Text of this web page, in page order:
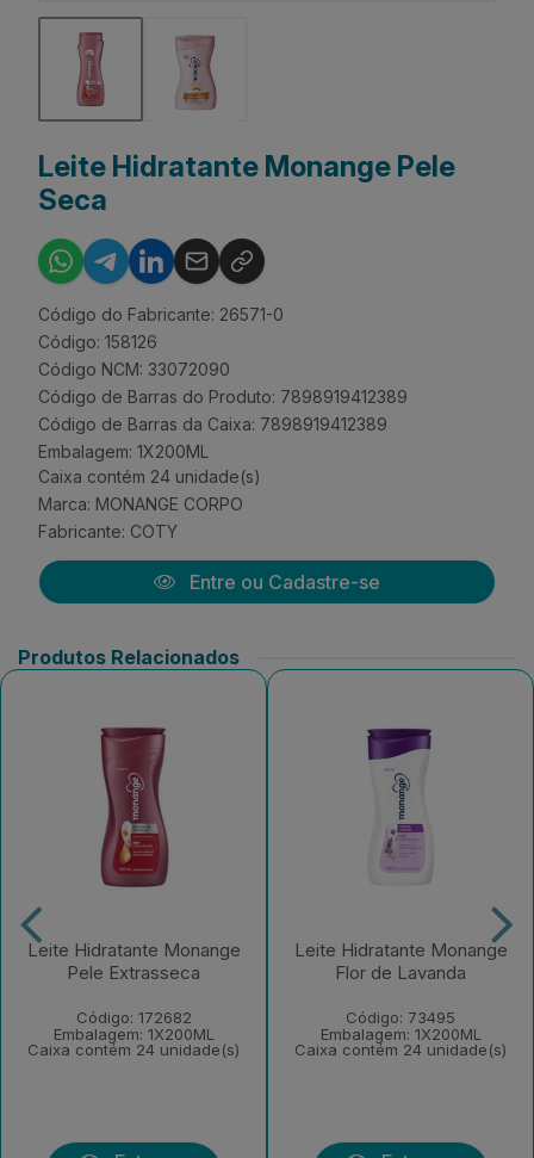
Leite Hidratante Monange Pele
Seca
Código do Fabricante: 26571-0
Código: 158126
Código NCM: 33072090
Código de Barras do Produto: 7898919412389
Código de Barras da Caixa: 7898919412389
Embalagem: 1X200ML
Caixa contém 24 unidade(s)
Marca: MONANGE CORPO
Fabricante: COTY
Entre ou Cadastre-se
Produtos Relacionados
Leite Hidratante Monange
Pele Extrasseca
Código: 172682
Embalagem: 1X200ML
Caixa contém 24 unidade(s)
Leite Hidratante Monange
Flor de Lavanda
Código: 73495
Embalagem: 1X200ML
Caixa contém 24 unidade(s)